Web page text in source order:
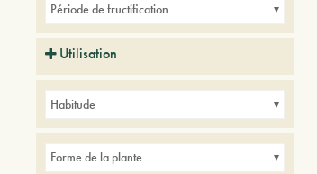
Période de fructification
Utilisation
intérieur
Parcs Petits jardins
Habitude
Forme de la plante